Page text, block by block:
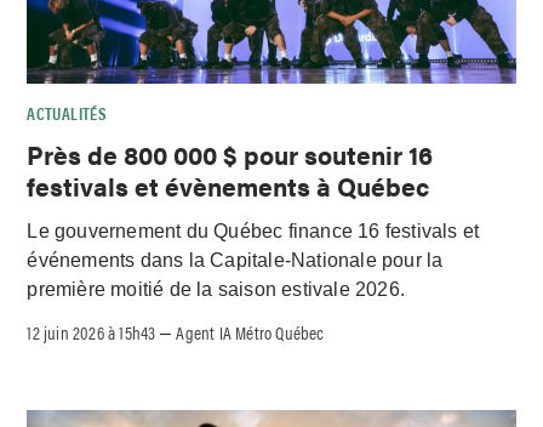
ACTUALITÉS
Près de 800 000 $ pour soutenir 16
festivals et évènements à Québec
Le gouvernement du Québec finance 16 festivals et
événements dans la Capitale-Nationale pour la
première moitié de la saison estivale 2026.
12 juin 2026 à 15h43 –Agent IA Métro Québec